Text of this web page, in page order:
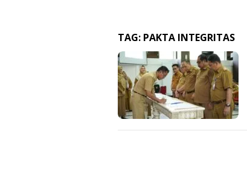
TAG: PAKTA INTEGRITAS